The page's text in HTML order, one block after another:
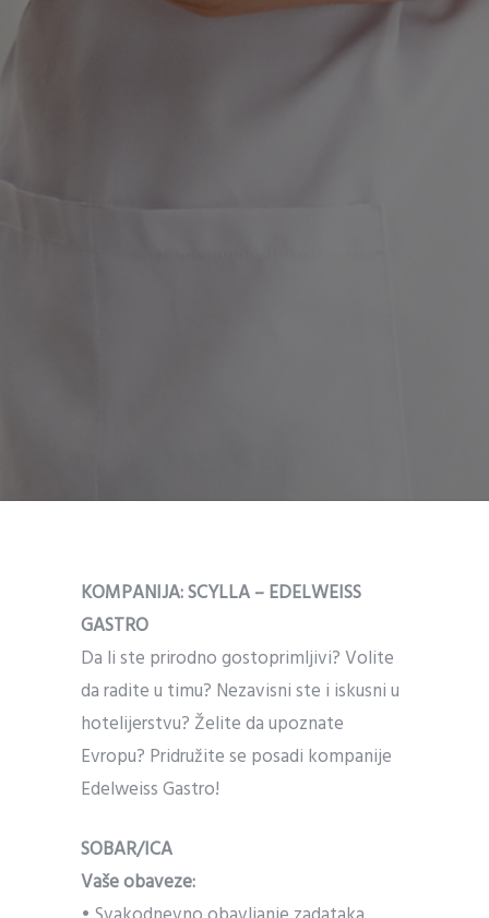
KOMPANIJA: SCYLLA – EDELWEISS
GASTRO
Da li ste prirodno gostoprimljivi? Volite
da radite u timu? Nezavisni ste i iskusni u
hotelijerstvu? Želite da upoznate
Evropu? Pridružite se posadi kompanije
Edelweiss Gastro!
SOBAR/ICA
Vaše obaveze: